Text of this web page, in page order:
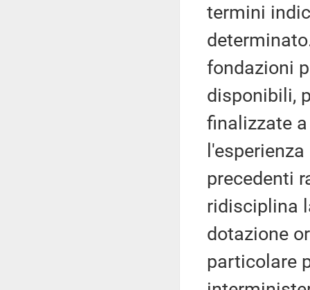
termini
fondazioni
disponibili,
finalizzate
precedenti
ridisciplina
dotazione
particolare